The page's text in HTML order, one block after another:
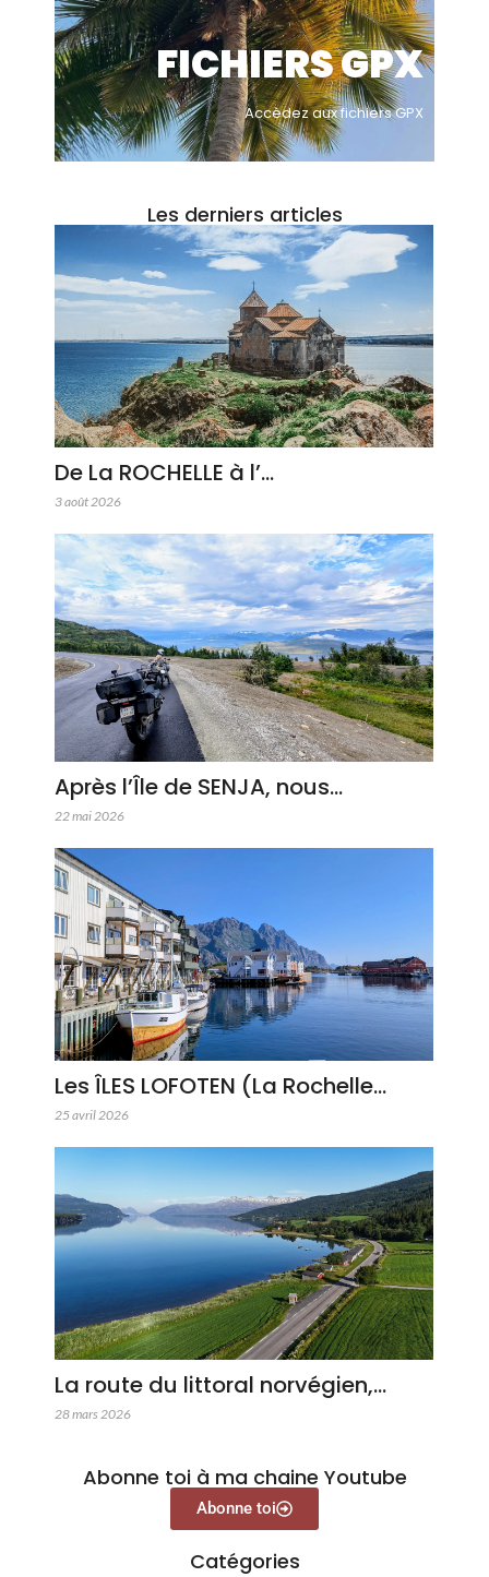
FICHIERS GPX
Accèdez aux fichiers GPX
Les derniers articles
De La ROCHELLE à l’…
3 août 2026
Après l’Île de SENJA, nous…
22 mai 2026
Les ÎLES LOFOTEN (La Rochelle…
25 avril 2026
La route du littoral norvégien,…
28 mars 2026
Abonne toi à ma chaine Youtube
Abonne toi
Catégories